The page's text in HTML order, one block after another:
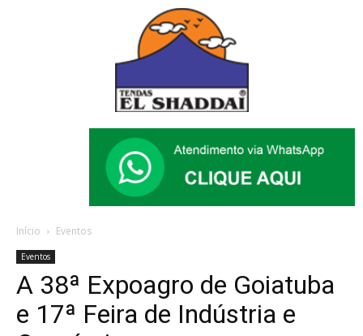
Início Eventos
Eventos
A 38ª Expoagro de Goiatuba
e 17ª Feira de Indústria e